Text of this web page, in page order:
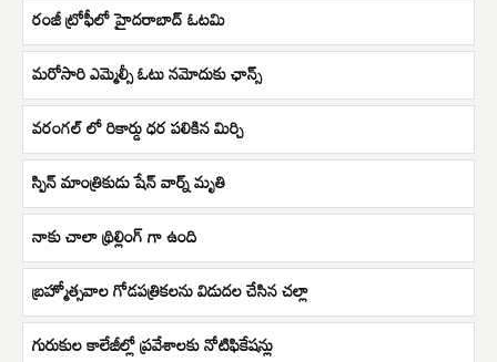
రంజీ ట్రోఫీలో హైదరాబాద్ ఓటమి
మరోసారి ఎమ్మెల్సీ ఓటు నమోదుకు ఛాన్స్
వరంగల్ లో రికార్డు ధర పలికిన మిర్చి
స్పిన్ మాంత్రికుడు షేన్ వార్న్ మృతి
నాకు చాలా థ్రిల్లింగ్ గా ఉంది
బ్రహ్మోత్సవాల గోడపత్రికలను విడుదల చేసిన చల్లా
గురుకుల కాలేజీల్లో ప్రవేశాలకు నోటిఫికేషన్లు